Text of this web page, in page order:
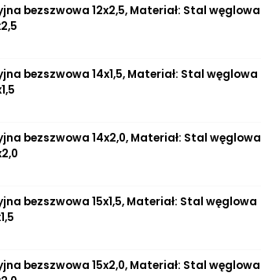
bezszwowa 12x2,5, Materiał: Stal węglowa
bezszwowa 14x1,5, Materiał: Stal węglowa
bezszwowa 14x2,0, Materiał: Stal węglowa
bezszwowa 15x1,5, Materiał: Stal węglowa
bezszwowa 15x2,0, Materiał: Stal węglowa